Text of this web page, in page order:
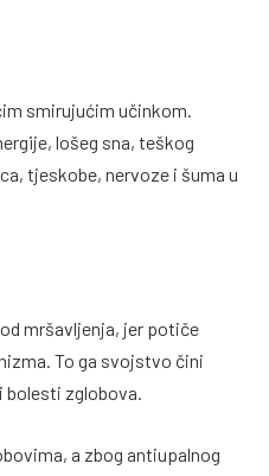
smirujućim učinkom.
lošeg sna, teškog
tjeskobe, nervoze i šuma u
mršavljenja, jer potiče
To ga svojstvo čini
bolesti zglobova.
a zbog antiupalnog